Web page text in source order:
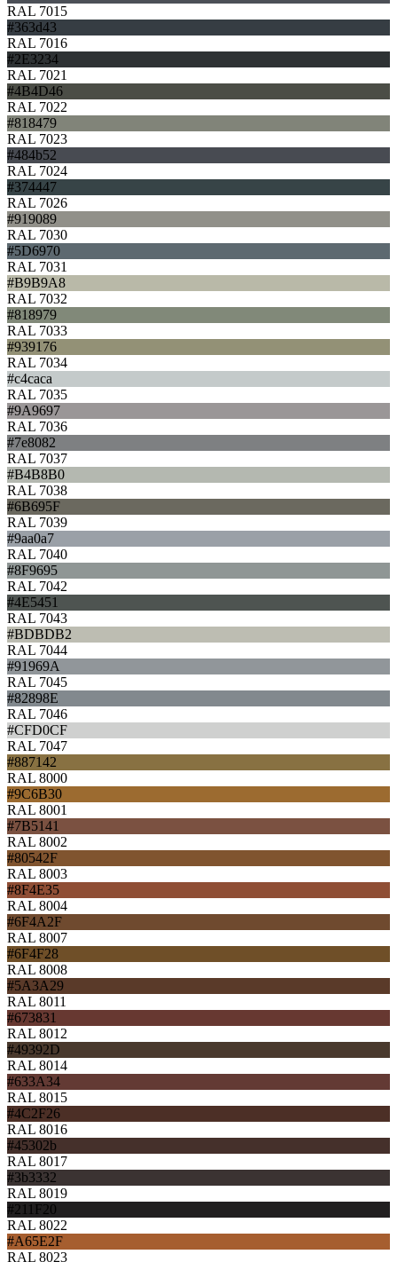
RAL 7015
#363d43
RAL 7016
#2E3234
RAL 7021
#4B4D46
RAL 7022
#818479
RAL 7023
#484b52
RAL 7024
#374447
RAL 7026
#919089
RAL 7030
#5D6970
RAL 7031
#B9B9A8
RAL 7032
#818979
RAL 7033
#939176
RAL 7034
#c4caca
RAL 7035
#9A9697
RAL 7036
#7e8082
RAL 7037
#B4B8B0
RAL 7038
#6B695F
RAL 7039
#9aa0a7
RAL 7040
#8F9695
RAL 7042
#4E5451
RAL 7043
#BDBDB2
RAL 7044
#91969A
RAL 7045
#82898E
RAL 7046
#CFD0CF
RAL 7047
#887142
RAL 8000
#9C6B30
RAL 8001
#7B5141
RAL 8002
#80542F
RAL 8003
#8F4E35
RAL 8004
#6F4A2F
RAL 8007
#6F4F28
RAL 8008
#5A3A29
RAL 8011
#673831
RAL 8012
#49392D
RAL 8014
#633A34
RAL 8015
#4C2F26
RAL 8016
#45302b
RAL 8017
#3b3332
RAL 8019
#211F20
RAL 8022
#A65E2F
RAL 8023